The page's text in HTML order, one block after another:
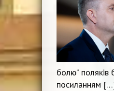
болю”
посиланням